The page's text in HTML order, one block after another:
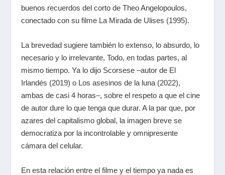
buenos recuerdos del corto deTheo Angelopoulos,
conectado con su filme La Mirada de Ulises (1995).
La brevedad sugiere también lo extenso, lo absurdo, lo
necesario y lo irrelevante,Todo, en todas partes, al
mismo tiempo. Ya lo dijo Scorsese –autor de El
Irlandés (2019) o Los asesinos de la luna (2022),
ambas de casi 4 horas–, sobre el respeto a que el cine
de autor dure lo que tenga que durar. A la par que, por
azares del capitalismo global, la imagen breve se
democratiza por la incontrolable y omnipresente
cámara del celular.
En esta relación entre el filme y el tiempo ya nada es